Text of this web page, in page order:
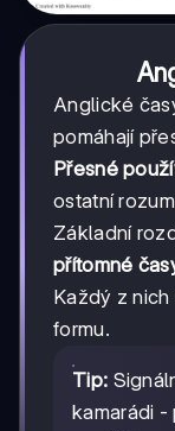
Anglické
pomáhají
Přesné
ostatní
Základní
přítomné
Každý z
formu.
Tip:
kamarádi -